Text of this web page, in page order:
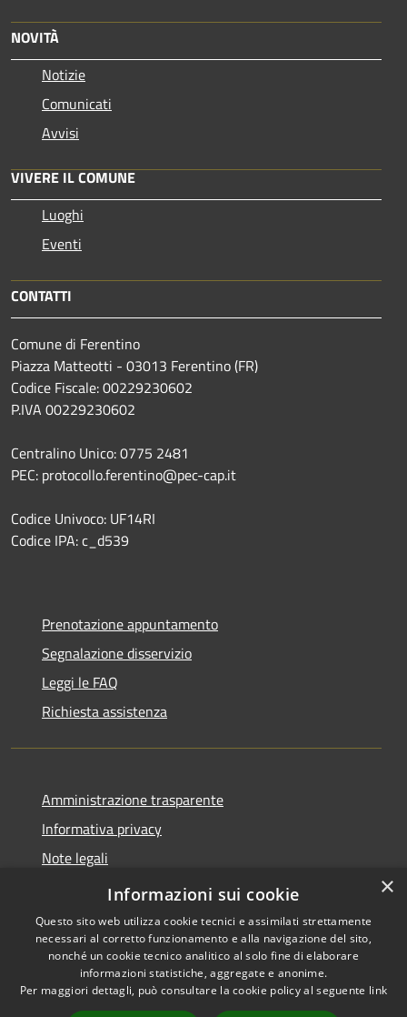
NOVITÀ
Notizie
Comunicati
Avvisi
VIVERE IL COMUNE
Luoghi
Eventi
CONTATTI
Comune di Ferentino
Piazza Matteotti - 03013 Ferentino (FR)
Codice Fiscale: 00229230602
P.IVA 00229230602
Centralino Unico: 0775 2481
PEC: protocollo.ferentino@pec-cap.it
Codice Univoco: UF14RI
Codice IPA: c_d539
Prenotazione appuntamento
Segnalazione disservizio
Leggi le FAQ
Richiesta assistenza
Amministrazione trasparente
Informativa privacy
Note legali
Dichiarazione di accessibilità
Accessibilità
Copyright © 2026 • Comune di
Ferentino • Powered by
×
Informazioni sui cookie
Questo sito web utilizza cookie tecnici e assimilati strettamente
necessari al corretto funzionamento e alla navigazione del sito,
nonché un cookie tecnico analitico al solo fine di elaborare
informazioni statistiche, aggregate e anonime.
Per maggiori dettagli, può consultare la cookie policy al seguente link